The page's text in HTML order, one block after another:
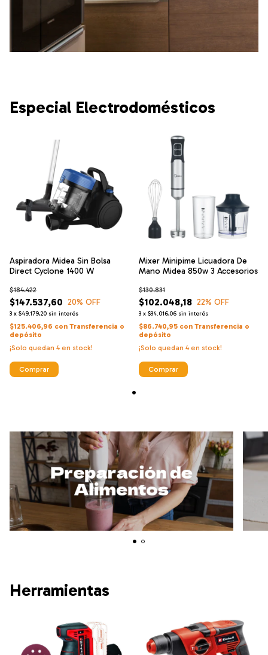
Especial Electrodomésticos
Aspiradora Midea Sin Bolsa
Direct Cyclone 1400 W
$147.537,60
$184.422
20% OFF
3 x $49.179,20 sin interés
$125.406,96 con Transferencia o
depósito
¡Solo quedan 4en stock!
Comprar
Mixer Minipime Licuadora De
Mano Midea 850w 3 Accesorios
$102.048,18
$130.831
22% OFF
3 x $34.016,06 sin interés
$86.740,95 con Transferencia o
depósito
¡Solo quedan 4en stock!
Comprar
Herramientas